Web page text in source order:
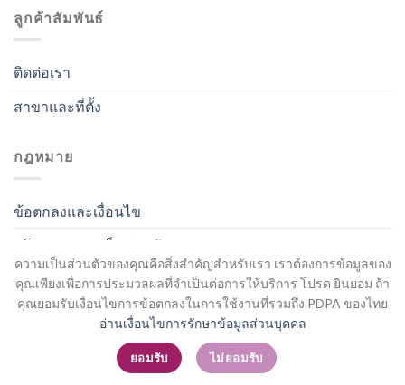
ความเป็นส่วนตัวของคุณคือสิ่งสำคัญสำหรับเรา เราต้องการข้อมูลของ
คุณเพียงเพื่อการประมวลผลที่จำเป็นต่อการให้บริการ โปรด ยินยอม ถ้า
คุณยอมรับเงื่อนไขการข้อตกลงในการใช้งานที่รวมถึง PDPA ของไทย
อ่านเงื่อนไขการรักษาข้อมูลส่วนบุคคล
ยอมรับ ไม่ยอมรับ
ลูกค้าสัมพันธ์
ติดต่อเรา
สาขาและที่ตั้ง
กฎหมาย
ข้อตกลงและเงื่อนไข
นโยบายความเป็นส่วนตัว
สมัครสมาชิก / เข้าสู่ระบบ
Copyright 2026 ©Flatsome Theme